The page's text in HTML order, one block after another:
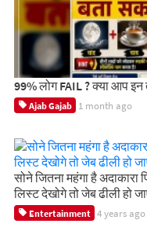
99% लोग FAIL ? क्या आप
Ajab Gajab 1 month ago
सोने जितना महंगा है अदाकारा
लिस्ट देखोगे तो जेब ढीली हो
Entertainment 4 years ago